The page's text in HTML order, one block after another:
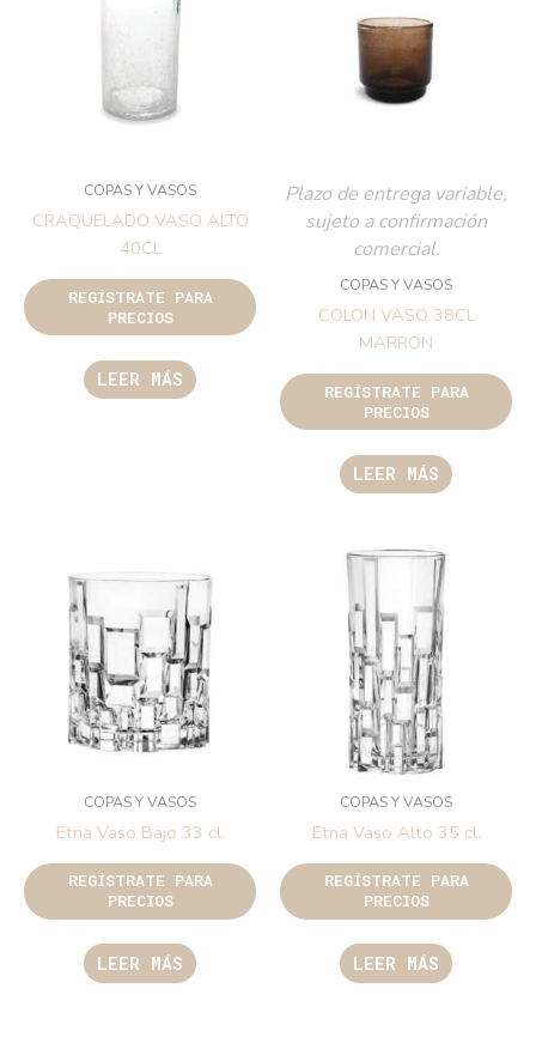
COPAS Y VASOS
CRAQUELADO VASO ALTO
40CL
REGÍSTRATE PARA
PRECIOS
LEER MÁS
Plazo de entrega variable,
sujeto a confirmación
comercial.
COPAS Y VASOS
COLON VASO 38CL
MARRON
REGÍSTRATE PARA
PRECIOS
LEER MÁS
COPAS Y VASOS
Etna Vaso Bajo 33 cl.
REGÍSTRATE PARA
PRECIOS
LEER MÁS
COPAS Y VASOS
Etna Vaso Alto 35 cl.
REGÍSTRATE PARA
PRECIOS
LEER MÁS